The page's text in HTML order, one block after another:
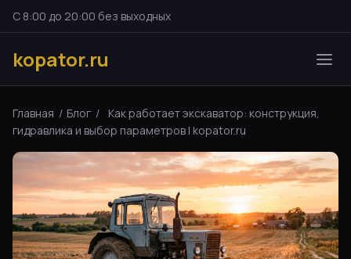
С 8:00 до 20:00 без выходных
kopator.ru
Главная / Блог /
Как работает экскаватор: конструкция,
гидравлика и выбор параметров | kopator.ru